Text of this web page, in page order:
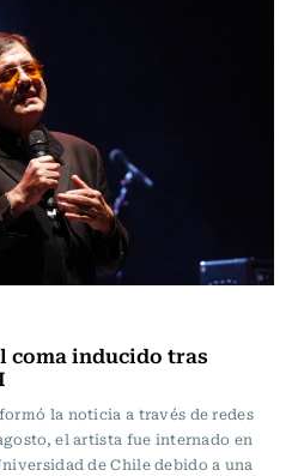
coma inducido tras
la noticia a través de redes
el artista fue internado en
de Chile debido a una